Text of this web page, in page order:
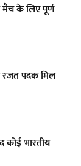
मैच के लिए पूर्ण
रजत पदक मिल
कोई भारतीय